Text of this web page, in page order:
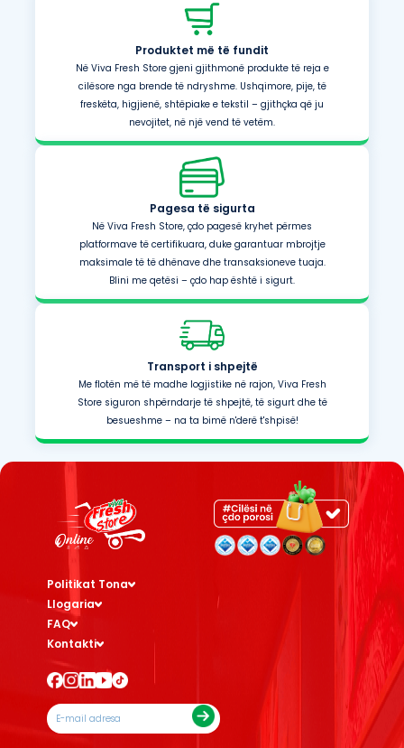
Produktet më të fundit
Në Viva Fresh Store gjeni gjithmonë produkte të reja e
cilësore nga brende të ndryshme. Ushqimore, pije, të
freskëta, higjienë, shtëpiake e tekstil – gjithçka që ju
nevojitet, në një vend të vetëm.
Pagesa të sigurta
Në Viva Fresh Store, çdo pagesë kryhet përmes
platformave të certifikuara, duke garantuar mbrojtje
maksimale të të dhënave dhe transaksioneve tuaja.
Blini me qetësi – çdo hap është i sigurt.
Transport i shpejtë
Me flotën më të madhe logjistike në rajon, Viva Fresh
Store siguron shpërndarje të shpejtë, të sigurt dhe të
besueshme – na ta bimë n'derë t'shpisë!
Politikat Tona
Llogaria
FAQ
Kontakti